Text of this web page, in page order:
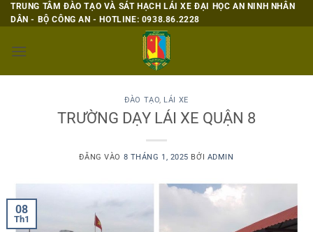
Bỏ
qua
dung
TRUNG TÂM ĐÀO TẠO VÀ SÁT HẠCH LÁI XE ĐẠI HỌC AN NINH NHÂN
DÂN - BỘ CÔNG AN - HOTLINE: 0938.86.2228
ĐÀO TẠO, LÁI XE
TRƯỜNG DẠY LÁI XE QUẬN 8
ĐĂNG VÀO 8 THÁNG 1, 2025 BỞI ADMIN
08
Th1